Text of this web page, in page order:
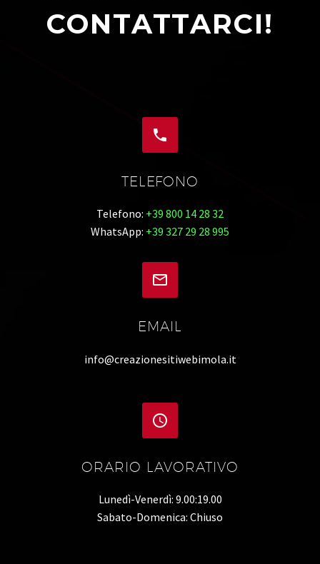
CONTATTARCI!


TELEFONO
Telefono: +39 800 14 28 32
WhatsApp: +39 327 29 28 995


EMAIL
info@creazionesitiwebimola.it


ORARIO LAVORATIVO
Lunedì-Venerdì: 9.00:19.00
Sabato-Domenica: Chiuso